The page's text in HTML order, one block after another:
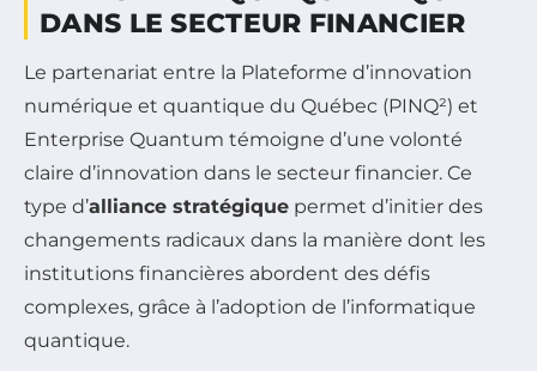
DANS LE SECTEUR FINANCIER
Le partenariat entre la Plateforme d’innovation
numérique et quantique du Québec (PINQ²) et
Enterprise Quantum témoigne d’une volonté
claire d’innovation dans le secteur financier. Ce
type d’alliance stratégique permet d’initier des
changements radicaux dans la manière dont les
institutions financières abordent des défis
complexes, grâce à l’adoption de l’informatique
quantique.